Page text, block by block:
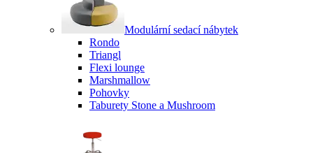
Modulární sedací nábytek
Rondo
Triangl
Flexi lounge
Marshmallow
Pohovky
Taburety Stone a Mushroom